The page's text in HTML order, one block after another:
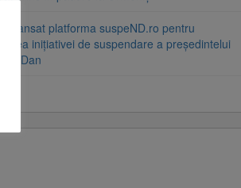
a lansat platforma suspeND.ro pentru
inițiativei de suspendare a președintelui
Dan